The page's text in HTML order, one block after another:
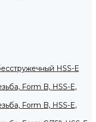
HSS-Е
Form B, HSS-E,
Form B, HSS-E,